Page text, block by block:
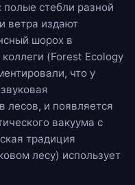
полые стебли разной
ветра издают
шорох в
(Forest Ecology
что у
лесов, и появляется
вакуума с
традиция
лесу) использует